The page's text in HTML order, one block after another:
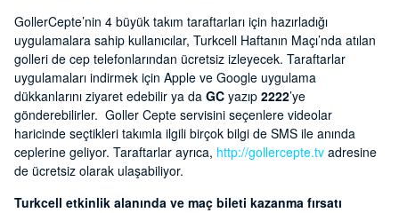
GollerCepte’nin 4 büyük takım taraftarları için hazırladığı
uygulamalara sahip kullanıcılar, Turkcell Haftanın Maçı’nda atılan
golleri de cep telefonlarından ücretsiz izleyecek. Taraftarlar
uygulamaları indirmek için Apple ve Google uygulama
dükkanlarını ziyaret edebilir ya da GC yazıp 2222’ye
gönderebilirler. Goller Cepte servisini seçenlere videolar
haricinde seçtikleri takımla ilgili birçok bilgi de SMS ile anında
ceplerine geliyor. Taraftarlar ayrıca, http://gollercepte.tv adresine
de ücretsiz olarak ulaşabiliyor.
Turkcell etkinlik alanında ve maç bileti kazanma fırsatı